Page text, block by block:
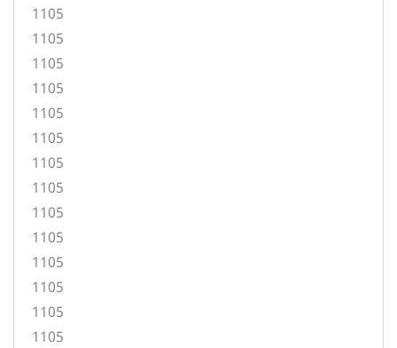
1105
1105
1105
1105
1105
1105
1105
1105
1105
1105
1105
1105
1105
1105